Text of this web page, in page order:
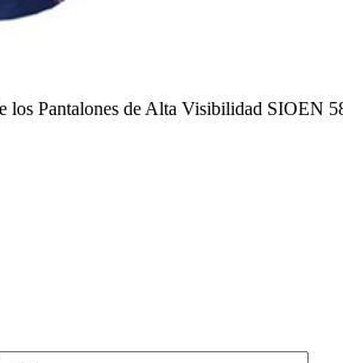
los Pantalones de Alta Visibilidad SIOEN